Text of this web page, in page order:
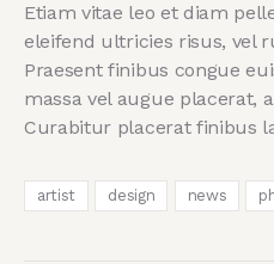
Etiam vitae leo et diam
eleifend ultricies risus, vel
Praesent finibus congue
massa vel augue placerat,
Curabitur placerat finibus
artist design news